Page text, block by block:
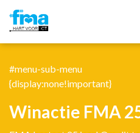
#menu-sub-menu
{display:none!important}
Winactie FMA